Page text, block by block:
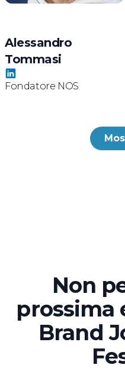
Alessandro
Tommasi
Fondatore NOS
Non
prossima
Brand